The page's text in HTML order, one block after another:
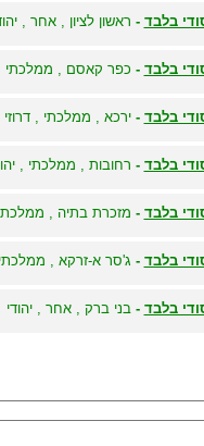
בלבד - ראשון לציון , אחר ,
בלבד - כפר קאסם , ממלכתי
בלבד -ירכא , ממלכתי , דרוזי
בלבד - רחובות , ממלכתי ,
בלבד - מזכרת בתיה , ממלכתי
בלבד - ג'סר א-זרקא ,
בלבד -בני ברק , אחר , יהודי